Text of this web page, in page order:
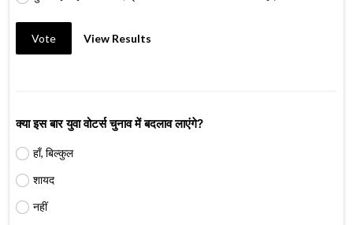
Vote View Results
क्या इस बार युवा वोटर्स चुनाव में बदलाव लाएंगे?
हाँ, बिल्कुल
शायद
नहीं